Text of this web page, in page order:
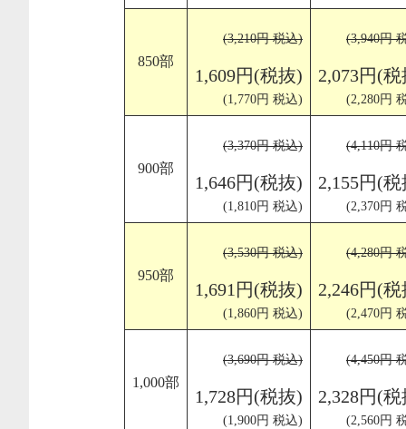
850部
(3,210円 税込)
1,609円(税抜)
(1,770円 税込)
(3,940円
2,073円(
(2,280円
900部
(3,370円 税込)
1,646円(税抜)
(1,810円 税込)
(4,110円
2,155円(
(2,370円
950部
(3,530円 税込)
1,691円(税抜)
(1,860円 税込)
(4,280円
2,246円(
(2,470円
1,000部
(3,690円 税込)
1,728円(税抜)
(1,900円 税込)
(4,450円
2,328円(
(2,560円